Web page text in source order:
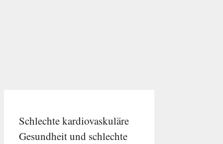
Schlechte kardiovaskuläre
Gesundheit und schlechte